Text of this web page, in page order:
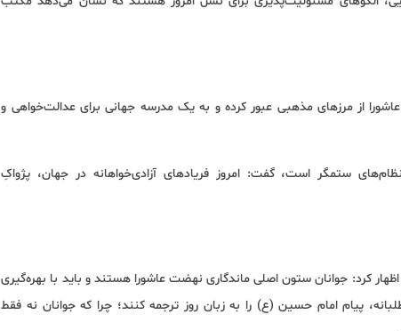
عاشورا از مرزهای مذهبی عبور کرده و به یک مدرسه جهانی برای عدالت‌خواهی و
ستمگر است، گفت: امروز فریادهای آزادی‌خواهانه در جهان، پژواکِ
کرد: جوانان ستون اصلی ماندگاری نهضت عاشورا هستند و باید با بهره‌گیری
پیام امام حسین (ع) را به زبان روز ترجمه کنند؛ چرا که جوانان نه فقط